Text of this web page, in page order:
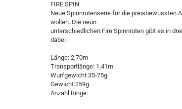
FIRE SPIN
Neue Spinnrutenserie für die preisbewussten
wollen. Die neun
unterschiedlichen Fire Spinnruten gibt es in
dabei
Länge: 2,70m
Transportlänge: 1,41m
Wurfgewicht 35-75g
Gewicht:259g
Anzahl Ringe: